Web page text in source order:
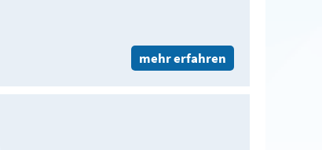
mehr erfahren